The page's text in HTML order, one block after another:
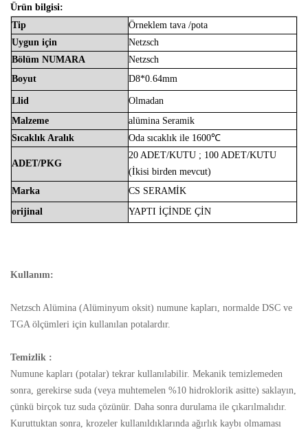
Ürün bilgisi:
Tip
Örneklem tava /pota
Uygun için
Netzsch
Bölüm NUMARA
Netzsch
Boyut
D8*0.64mm
Llid
Olmadan
Malzeme
alümina Seramik
Sıcaklık Aralık Oda sıcaklık ile 1600℃
ADET/PKG
20 ADET/KUTU ; 100 ADET/KUTU
(İkisi birden mevcut)
Marka
CS SERAMİK
orijinal
YAPTI İÇİNDE ÇİN
Kullanım:
Netzsch Alümina (Alüminyum oksit) numune kapları, normalde DSC ve
TGA ölçümleri için kullanılan potalardır.
Temizlik :
Numune kapları (potalar) tekrar kullanılabilir. Mekanik temizlemeden
sonra, gerekirse suda (veya muhtemelen %10 hidroklorik asitte) saklayın,
çünkü birçok tuz suda çözünür. Daha sonra durulama ile çıkarılmalıdır.
Kuruttuktan sonra, krozeler kullanıldıklarında ağırlık kaybı olmaması